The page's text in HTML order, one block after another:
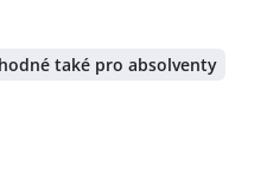
také pro absolventy